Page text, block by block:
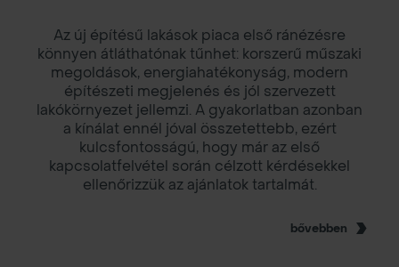
Az új építésű lakások piaca első ránézésre
könnyen átláthatónak tűnhet: korszerű műszaki
megoldások, energiahatékonyság, modern
építészeti megjelenés és jól szervezett
lakókörnyezet jellemzi. A gyakorlatban azonban
a kínálat ennél jóval összetettebb, ezért
kulcsfontosságú, hogy már az első
kapcsolatfelvétel során célzott kérdésekkel
ellenőrizzük az ajánlatok tartalmát.
bővebben